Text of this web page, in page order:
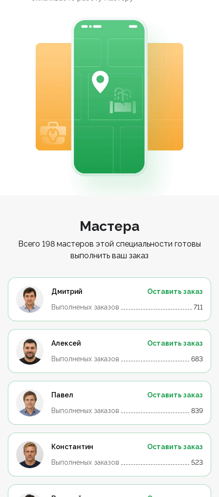
Мастера
Всего 198 мастеров этой специальности готовы
выполнить ваш заказ
Дмитрий
Оставить заказ
Выполненых заказов
711
Алексей
Оставить заказ
Выполненых заказов
683
Павел
Оставить заказ
Выполненых заказов
839
Константин
Оставить заказ
Выполненых заказов
523